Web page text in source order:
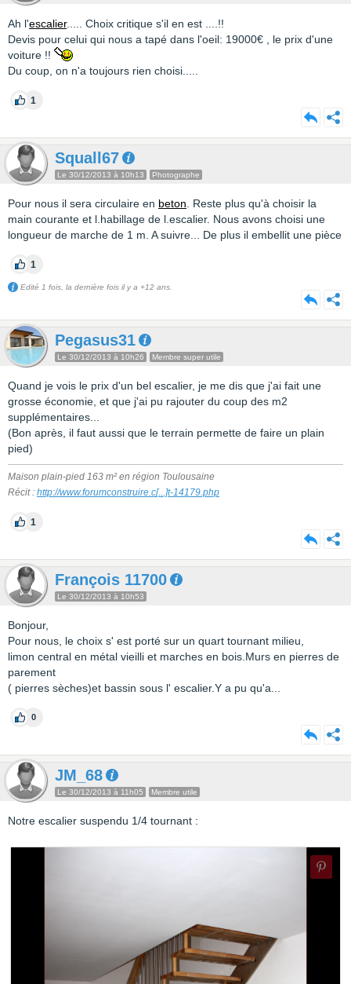
Ah l'escalier..... Choix critique s'il en est ....!!
Devis pour celui qui nous a tapé dans l'oeil: 19000€ , le prix d'une
voiture !!
Du coup, on n'a toujours rien choisi.....
1
Squall67
Le 30/12/2013 à 10h13 Photographe
Pour nous il sera circulaire en beton . Reste plus qu'à choisir la
main courante et l.habillage de l.escalier. Nous avons choisi une
longueur de marche de 1 m. A suivre... De plus il embellit une pièce
1
Edité 1 fois, la dernière fois il y a +12 ans.
Pegasus31
Le 30/12/2013 à 10h26 Membre super utile
Quand je vois le prix d'un bel escalier, je me dis que j'ai fait une
grosse économie, et que j'ai pu rajouter du coup des m2
supplémentaires...
(Bon après, il faut aussi que le terrain permette de faire un plain
pied)
Maison plain-pied 163 m² en région Toulousaine
Récit : http://www.forumconstruire.c[...]t-14179.php
1
François 11700
Le 30/12/2013 à 10h53
Bonjour,
Pour nous, le choix s' est porté sur un quart tournant milieu,
limon central en métal vieilli et marches en bois.Murs en pierres de
parement
( pierres sèches)et bassin sous l' escalier.Y a pu qu'a...
0
JM_68
Le 30/12/2013 à 11h05 Membre utile
Notre escalier suspendu 1/4 tournant :